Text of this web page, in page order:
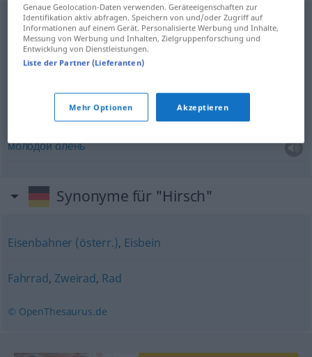
einen Hirschjagen
охотиться,-чусь на оленяodза оленем
олень
молодойолень
Synonyme für "Hirsch"
Eisenbahner (österr.), Eisbein
Fahrrad, Zweirad, Rad
© OpenThesaurus.de
Genaue Geolocation-Daten verwenden. Geräteeigenschaften zur
Identifikation aktiv abfragen. Speichern von und/oder Zugriff auf
Informationen auf einem Gerät. Personalisierte Werbung und Inhalte,
Messung von Werbung und Inhalten, Zielgruppenforschung und
Entwicklung von Dienstleistungen.
Liste der Partner (Lieferanten)
Mehr Optionen Akzeptieren